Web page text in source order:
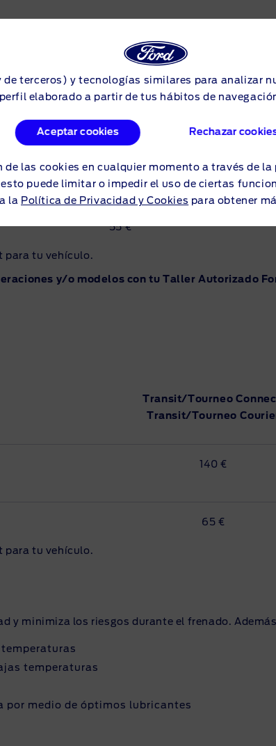
terceros) y tecnologías similares para analizar
elaborado a partir de tus hábitos de
Aceptar cookies Rechazar
las cookies en cualquier momento a través de
esto puede limitar o impedir el uso de ciertas
la Política de Privacidad y Cookies para obtener
KA, KA+, Fiesta,
Fusion, B-MAX
EcoSport,
140 €
55 €
para tu vehículo.
y/o modelos con tu Taller Autorizado
Transit/Tourneo
Transit/Tourneo
140 €
65 €
para tu vehículo.
y minimiza los riesgos durante el frenado.
temperaturas
por medio de óptimos lubricantes